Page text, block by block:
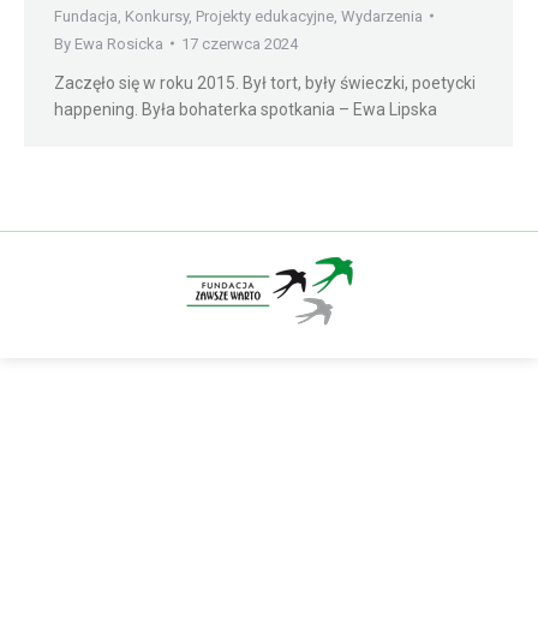
Fundacja Konkursy, Projekty edukacyjne Wydarzenia
By Ewa Rosicka 17 czerwca 2024
Zaczęło się w roku 2015. Był tort, były świeczki, poetycki
happening. Była bohaterka spotkania – Ewa Lipska